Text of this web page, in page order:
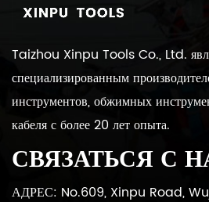
Taizhou Xinpu Tools Co., Ltd.
специализированным
инструментов, обжимных
кабеля с более 20 лет опыта.
СВЯЗАТЬСЯ С
АДРЕС: No.609, Xinpu Road,